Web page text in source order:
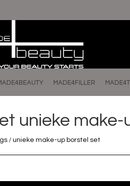
MADE4FILLER
unieke
/ unieke make-up borstel set